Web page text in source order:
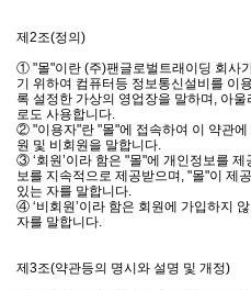
제2조(정의)
① "몰"이란 (주)팬글로벌트래이딩 회사
기 위하여 컴퓨터등 정보통신설비를 이
록 설정한 가상의 영업장을 말하며, 아
로도 사용합니다.
② "이용자"란 "몰"에 접속하여 이 약관에
원 및 비회원을 말합니다.
③ ‘회원’이라 함은 "몰"에 개인정보를
보를 지속적으로 제공받으며, "몰"이 제
있는 자를 말합니다.
④ ‘비회원’이라 함은 회원에 가입하지
자를 말합니다.
제3조(약관등의 명시와 설명 및 개정)